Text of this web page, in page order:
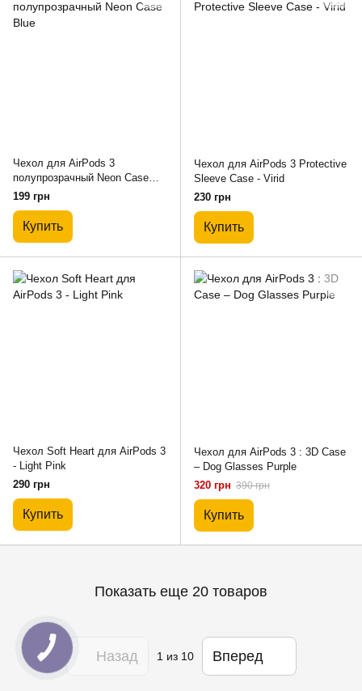
Чехол для AirPods 3
полупрозрачный Neon Case
Blue
199 грн
Купить
Чехол для AirPods 3 Protective
Sleeve Case - Virid
230 грн
Купить
Чехол Soft Heart для AirPods 3
- Light Pink
290 грн
Купить
Чехол для AirPods 3 : 3D Case
– Dog Glasses Purple
320 грн 390 грн
Купить
Показать еще 20 товаров
Назад 1из 10 Вперед